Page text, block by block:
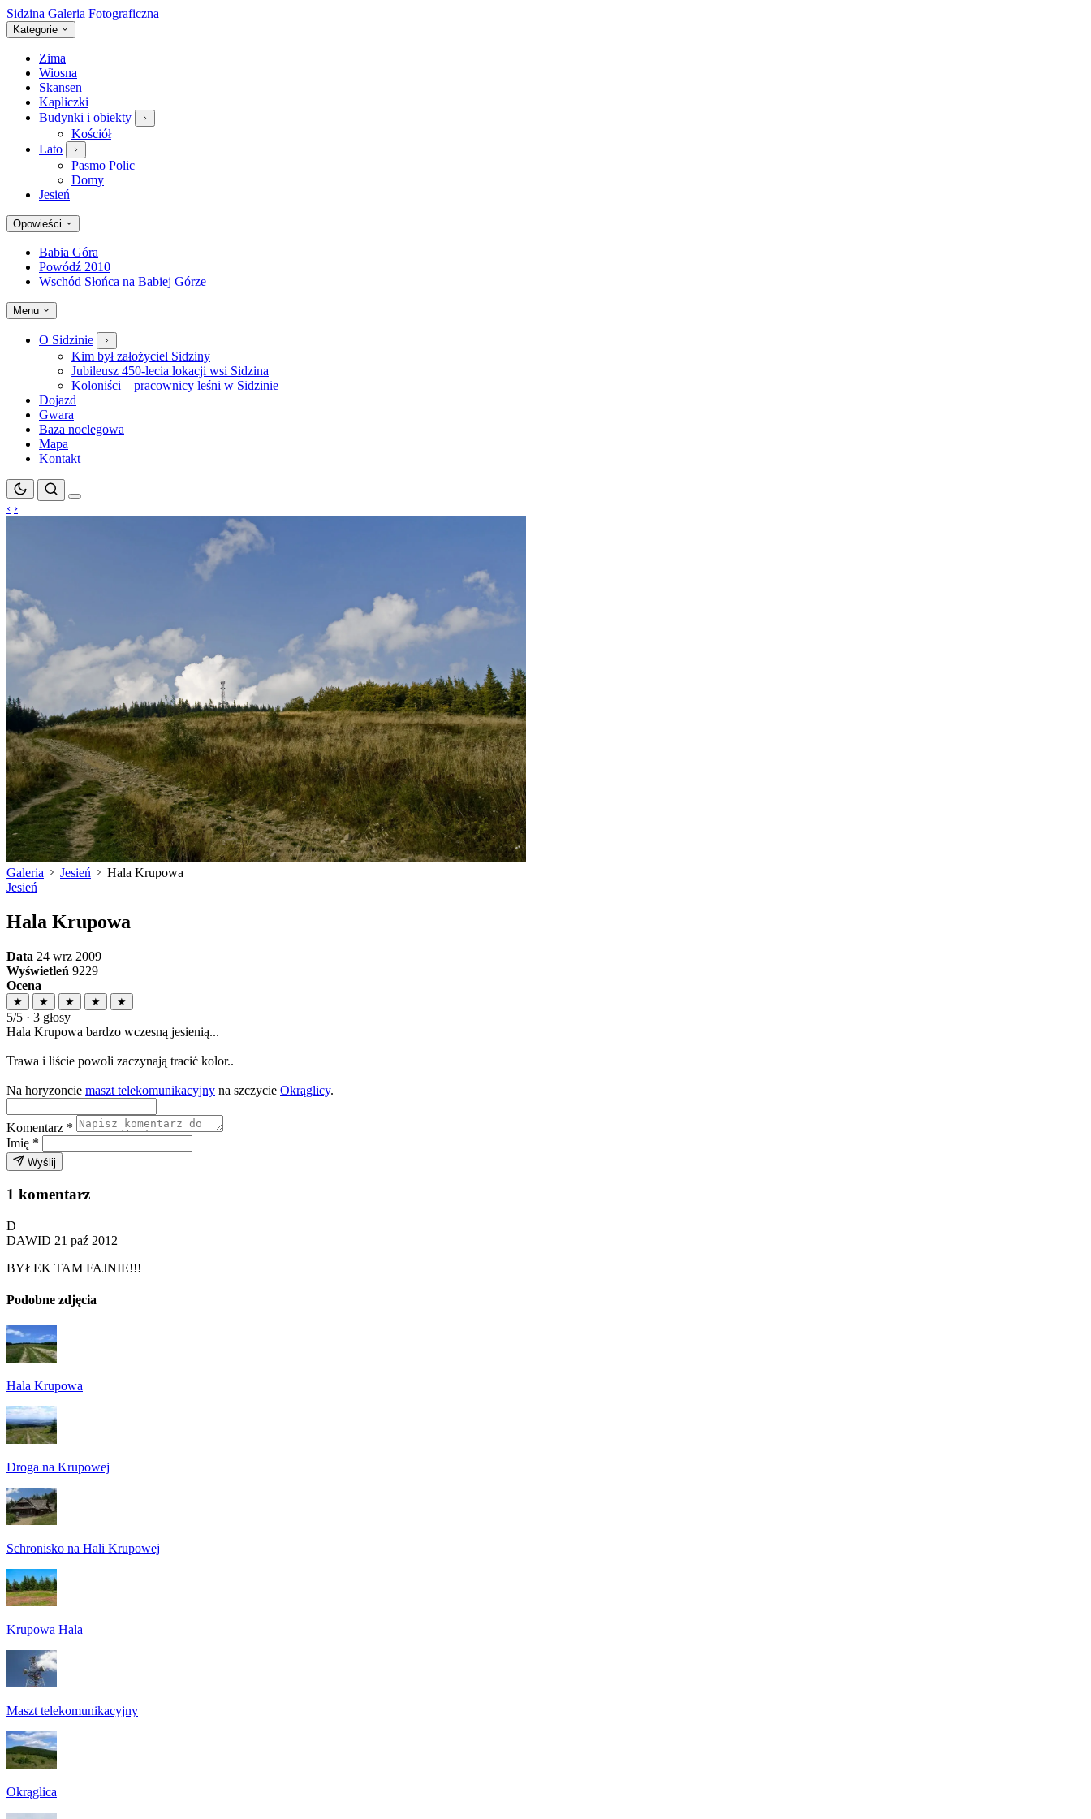
Sidzina Galeria Fotograficzna
Kategorie
Zima
Wiosna
Skansen
Kapliczki
Budynki i obiekty
Kościół
Lato
Pasmo Polic
Domy
Jesień
Opowieści
Babia Góra
Powódź 2010
Wschód Słońca na Babiej Górze
Menu
O Sidzinie
Kim był założyciel Sidziny
Jubileusz 450-lecia lokacji wsi Sidzina
Koloniści – pracownicy leśni w Sidzinie
Dojazd
Gwara
Baza noclegowa
Mapa
Kontakt
‹ ›
Galeria Jesień
Hala Krupowa
Jesień
Hala Krupowa
Data 24 wrz 2009
Wyświetleń 9229
Ocena
★ ★ ★ ★ ★
5/5 · 3 głosy
Hala Krupowa bardzo wczesną jesienią...
Trawa i liście powoli zaczynają tracić kolor..
Na horyzoncie maszt telekomunikacyjny na szczycie Okrąglicy.
Komentarz *
Imię *
Wyślij
1 komentarz
D
DAWID 21 paź 2012
BYŁEK TAM FAJNIE!!!
Podobne zdjęcia
Hala Krupowa
Droga na Krupowej
Schronisko na Hali Krupowej
Krupowa Hala
Maszt telekomunikacyjny
Okrąglica